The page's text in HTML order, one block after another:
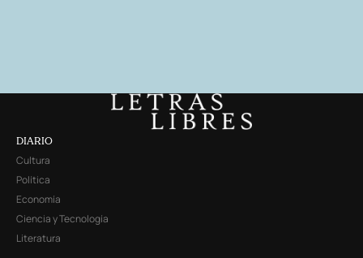
DIARIO
Cultura
Política
Economía
Ciencia y Tecnología
Literatura